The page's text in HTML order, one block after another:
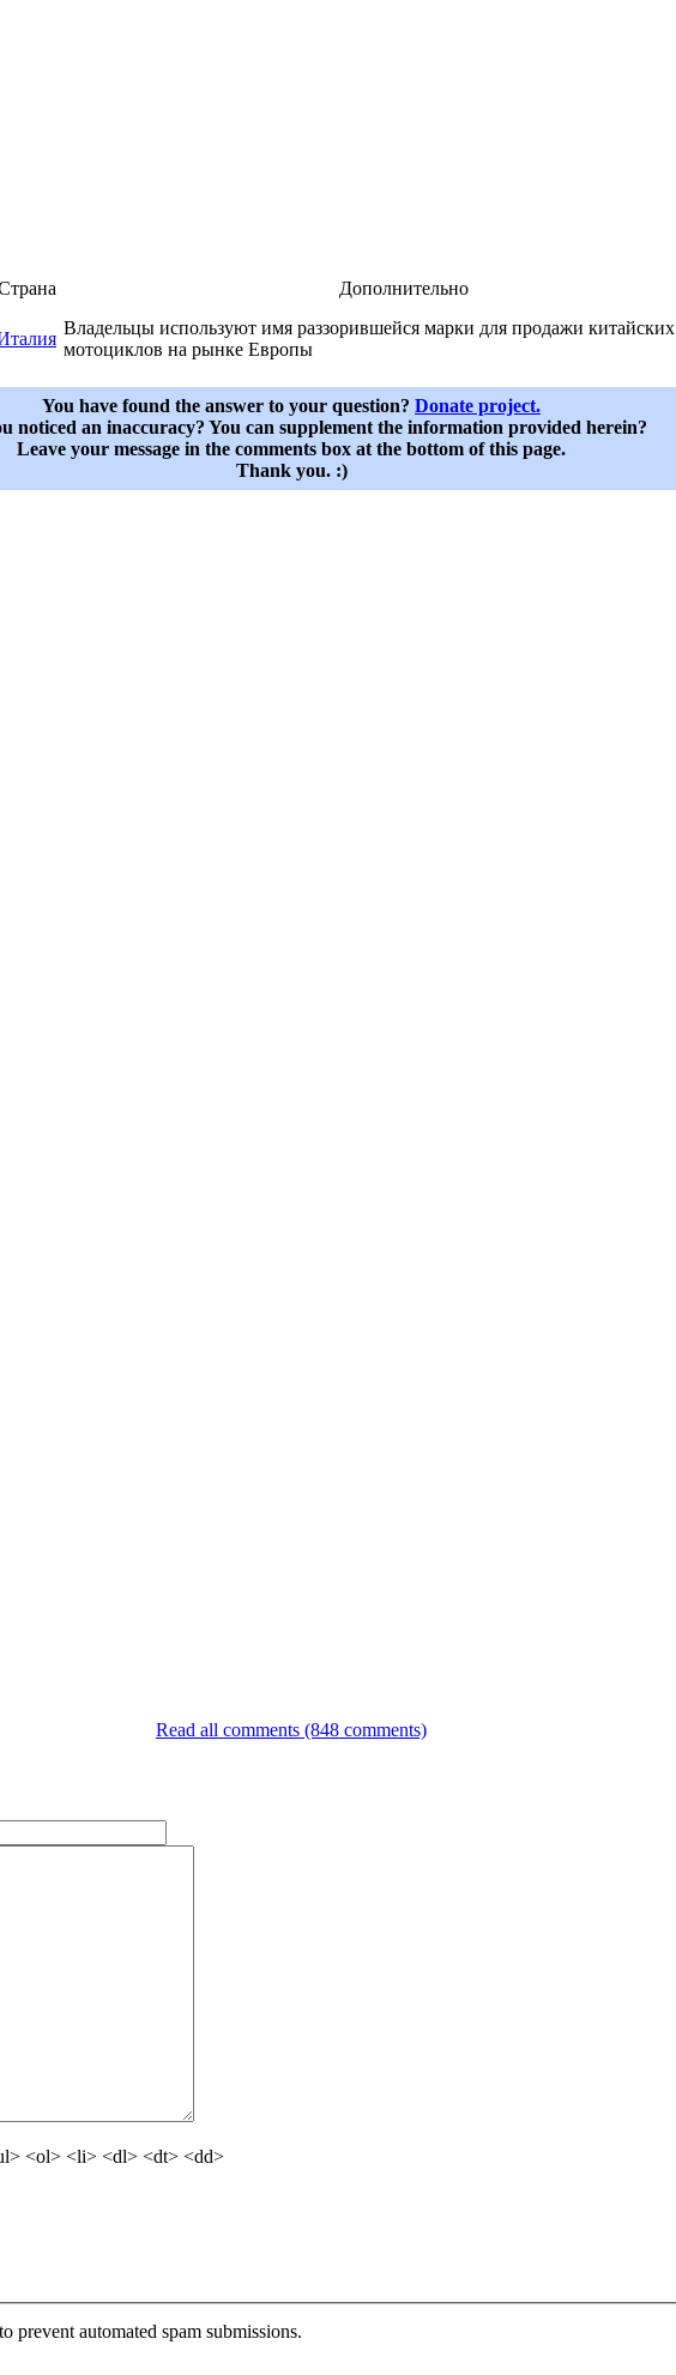
Дополнительно
Владельцы используют имя раззорившейся марки для продажи китайских
мотоциклов на рынке Европы
You have found the answer to your question? Donate project.
noticed an inaccuracy? You can supplement the information provided herein?
Leave your message in the comments box at the bottom of this page.
Thank you. :)
Read all comments (848 comments)
<ol> <li> <dl> <dt> <dd>
prevent automated spam submissions.